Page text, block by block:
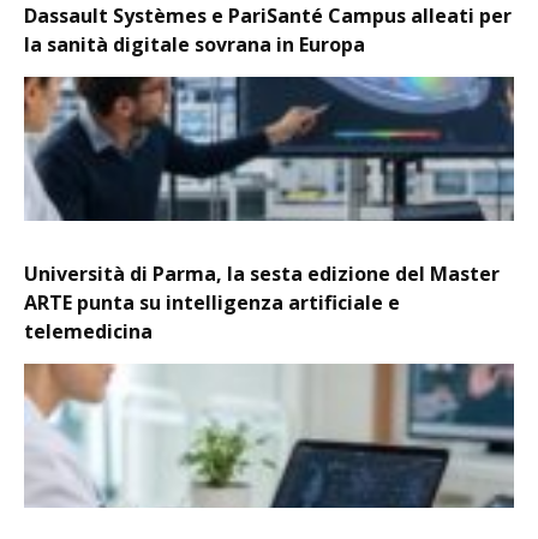
Dassault Systèmes e PariSanté Campus alleati per
la sanità digitale sovrana in Europa
Università di Parma, la sesta edizione del Master
ARTE punta su intelligenza artificiale e
telemedicina